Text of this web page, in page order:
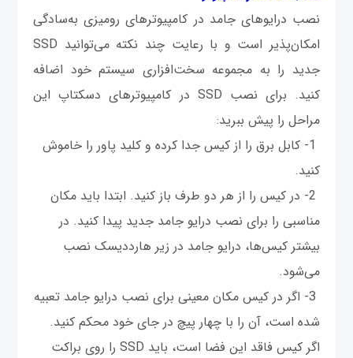
نصب درایوهای جامد در کامپیوترهای رومیزی به‌سادگی
امکان‌پذیر است و با رعایت چند نکته می‌توانید SSD
جدید را به مجموعه سخت‌‌افزاری سیستم خود اضافه
کنید. برای نصب SSD در کامپیوترهای دسکتاپ این
مراحل را پیش ببرید:
1- کابل برق را از کیس جدا کرده و کلید پاور را خاموش
کنید.
2- در کیس را از هر دو طرف باز کنید. ابتدا باید مکان
مناسبی را برای نصب درایو جامد جدید پیدا کنید. در
بیشتر کیس‌‌ها، درایو جامد در زیر هارددیسک نصب
می‌شود.
3- اگر در کیس مکان معینی برای نصب درایو جامد تعبیه
شده است، آن را با چهار پیچ در جای خود محکم کنید.
اگر کیس فاقد این فضا است، باید SSD را روی براکت